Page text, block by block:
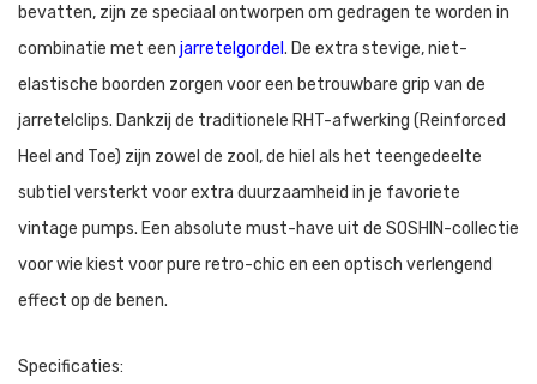
bevatten, zijn ze speciaal ontworpen om gedragen te worden in
combinatie met een jarretelgordel . De extra stevige, niet-
elastische boorden zorgen voor een betrouwbare grip van de
jarretelclips. Dankzij de traditionele RHT-afwerking (Reinforced
Heel and Toe) zijn zowel de zool, de hiel als het teengedeelte
subtiel versterkt voor extra duurzaamheid in je favoriete
vintage pumps. Een absolute must-have uit de SOSHIN-collectie
voor wie kiest voor pure retro-chic en een optisch verlengend
effect op de benen.
Specificaties: